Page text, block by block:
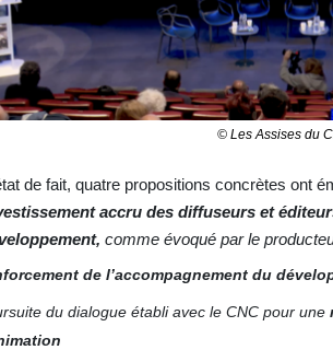
© Les Assises du
de fait, quatre propositions concrètes ont
accru des diffuseurs et
comme évoqué par le
de l’accompagnement du
du dialogue établi avec le CNC pour une